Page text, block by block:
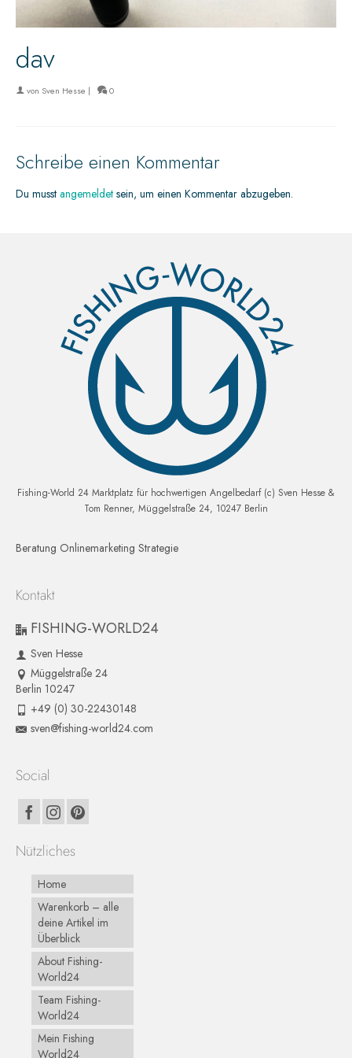
dav
von Sven Hesse | 0
Schreibe einen Kommentar
Du musst angemeldet sein, um einen Kommentar abzugeben.
Fishing-World 24 Marktplatz für hochwertigen Angelbedarf (c) Sven Hesse &
Tom Renner, Müggelstraße 24, 10247 Berlin
Beratung Onlinemarketing Strategie
Kontakt
FISHING-WORLD24
Sven Hesse
Müggelstraße 24
Berlin 10247
+49 (0) 30-22430148
sven@fishing-world24.com
Social
Nützliches
Home
Warenkorb – alle
deine Artikel im
Überblick
About Fishing-
World24
Team Fishing-
World24
Mein Fishing
World24